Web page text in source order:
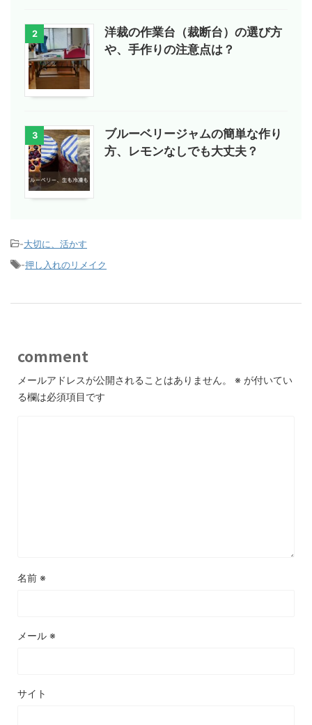
2
洋裁の作業台（裁断台）の選び方
や、手作りの注意点は？
3
ブルーベリージャムの簡単な作り
方、レモンなしでも大丈夫？
-大切に、活かす
-押し入れのリメイク
comment
メールアドレスが公開されることはありません。 ※ が付いてい
る欄は必須項目です
名前 ※
メール ※
サイト